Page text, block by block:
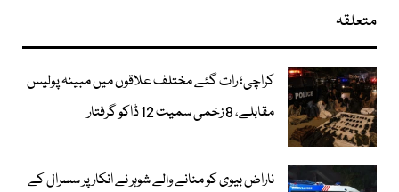
متعلقہ
کراچی؛ رات گئے مختلف علاقوں میں مبینہ پولیس
مقابلے، 8 زخمی سمیت 12 ڈاکو گرفتار
ناراض بیوی کو منانے والے شوہر نے انکار پر سسرال کے